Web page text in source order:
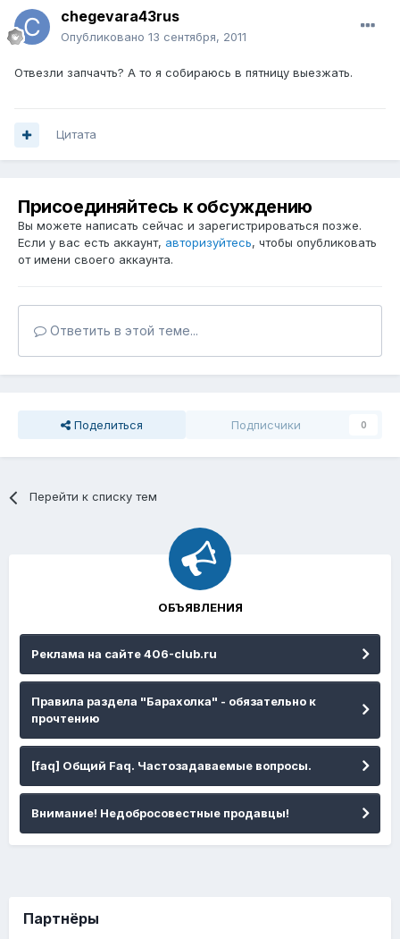
chegevara43rus
Опубликовано 13 сентября, 2011
Отвезли запчачть? А то я собираюсь в пятницу выезжать.
Цитата
Присоединяйтесь к обсуждению
Вы можете написать сейчас и зарегистрироваться позже.
Если у вас есть аккаунт, авторизуйтесь, чтобы опубликовать
от имени своего аккаунта.
Ответить в этой теме...
Поделиться Подписчики 0
Перейти к списку тем
ОБЪЯВЛЕНИЯ
Реклама на сайте 406-club.ru
Правила раздела "Барахолка" - обязательно к
прочтению
[faq] Общий Faq. Частозадаваемые вопросы.
Внимание! Недобросовестные продавцы!
Партнёры